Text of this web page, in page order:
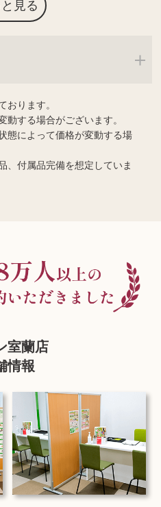
見る
おります。
動する場合がございます。
態によって価格が変動する場
、付属品完備を想定していま
室蘭店
情報